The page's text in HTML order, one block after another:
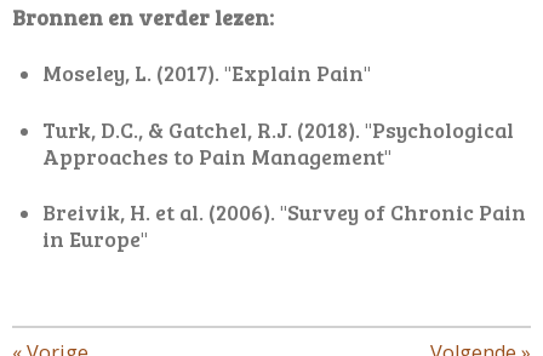
Bronnen en verder lezen:
Moseley, L. (2017). "Explain Pain"
Turk, D.C., & Gatchel, R.J. (2018). "Psychological
Approaches to Pain Management"
Breivik, H. et al. (2006). "Survey of Chronic Pain
in Europe"